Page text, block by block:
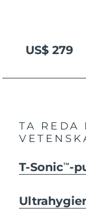
US$ 279
TA REDA
T-SonicTM -